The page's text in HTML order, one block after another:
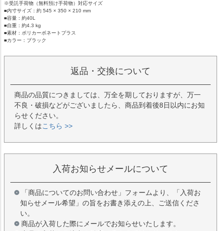
※受託手荷物（無料預け手荷物）対応サイズ
■内寸サイズ：約 545 × 350 × 210 mm
■容量：約40L
■自重：約4.3 kg
■素材：ポリカーボネートプラス
■カラー：ブラック
返品・交換について
商品の品質につきましては、万全を期しておりますが、万一
不良・破損などがございましたら、商品到着後8日以内にお知
らせください。
詳しくはこちら >>
入荷お知らせメールについて
「商品についてのお問い合わせ」フォームより、「入荷お
知らせメール希望」の旨をお書き添えの上、ご送信くださ
い。
商品が入荷した際にメールでお知らせいたします。